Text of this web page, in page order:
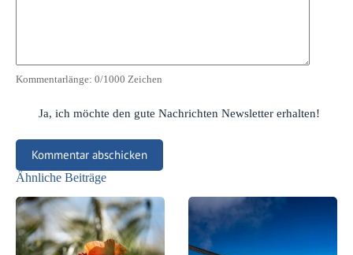
Kommentarlänge: 0/1000 Zeichen
Ja, ich möchte den gute Nachrichten Newsletter erhalten!
Kommentar abschicken
Ähnliche Beiträge